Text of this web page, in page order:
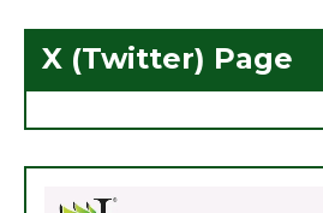
X (Twitter) Page